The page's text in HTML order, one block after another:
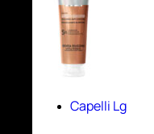
Capelli Lg